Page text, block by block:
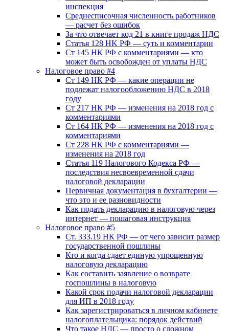
инспекция
Среднесписочная численность работников
— расчет без ошибок
За что отвечает код 21 в книге продаж НДС
Статья 128 HK РФ — суть и комментарии
Ст 145 НК РФ с комментариями — кто
может быть освобожден от уплаты НДС
Налоговое право #4
Ст 149 НК РФ — какие операции не
подлежат налогообложению НДС в 2018
году
Ст 217 НК РФ — изменения на 2018 год с
комментариями
Ст 164 НК РФ — изменения на 2018 год с
комментариями
Ст 228 НК РФ с комментариями —
изменения на 2018 год
Статья 119 Налогового Кодекса РФ —
последствия несвоевременной сдачи
налоговой декларации
Первичная документация в бухгалтерии —
что это и ее разновидности
Как подать декларацию в налоговую через
интернет — пошаговая инструкция
Налоговое право #5
Ст. 333.19 НК РФ — от чего зависит размер
государственной пошлины
Кто и когда сдает единую упрощенную
налоговую декларацию
Как составить заявление о возврате
госпошлины в налоговую
Какой срок подачи налоговой декларации
для ИП в 2018 году
Как зарегистрироваться в личном кабинете
налогоплательщика: порядок действий
Что такое НДС — просто о сложном